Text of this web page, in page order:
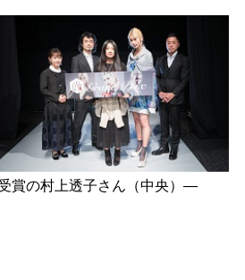
村上透子さん（中央）―